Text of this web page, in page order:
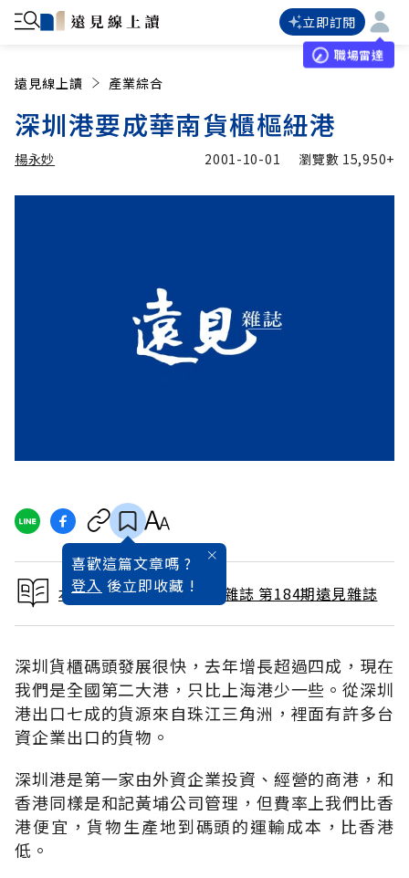
立即訂閱
職場雷達
遠見線上讀 產業綜合
深圳港要成華南貨櫃樞紐港
楊永妙 2001-10-01 瀏覽數 15,950+
喜歡這篇文章嗎 ?
登入 後立即收藏 !
本文出自 2001 / 10月號雜誌 第184期遠見雜誌
深圳貨櫃碼頭發展很快，去年增長超過四成，現在
我們是全國第二大港，只比上海港少一些。從深圳
港出口七成的貨源來自珠江三角洲，裡面有許多台
資企業出口的貨物。
深圳港是第一家由外資企業投資、經營的商港，和
香港同樣是和記黃埔公司管理，但費率上我們比香
港便宜，貨物生產地到碼頭的運輸成本，比香港
低。